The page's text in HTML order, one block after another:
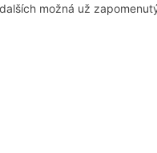
možná už